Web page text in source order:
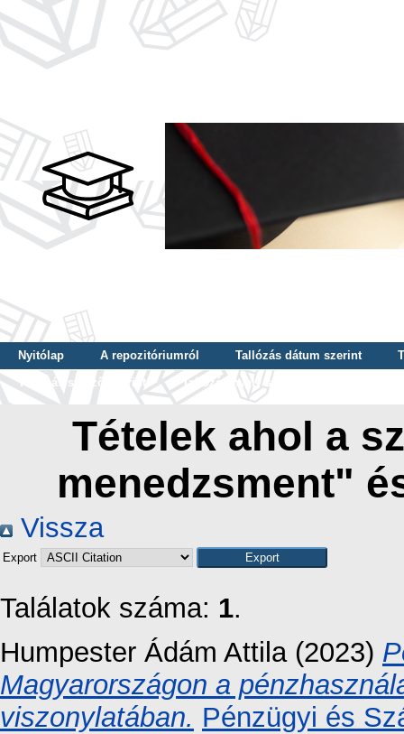
Nyitólap A repozitóriumról Tallózás dátum szerint
Tallózás szerző szerint
Tallózás nyelv szerint
Tételek ahol a
menedzsment"
Vissza
Export
Találatok száma: 1.
Humpester Ádám Attila (2023)
Magyarországon a
viszonylatában. Pénzügyi és